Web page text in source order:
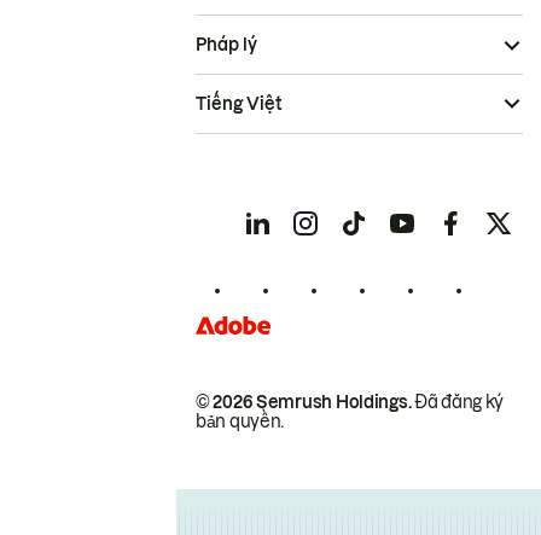
© 2026 Semrush Holdings.Đã đăng ký
bản quyền.
Pháp lý
Tiếng Việt